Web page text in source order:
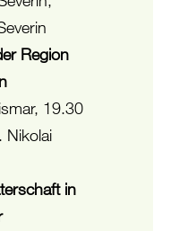
Region
19.30
Nikolai
in